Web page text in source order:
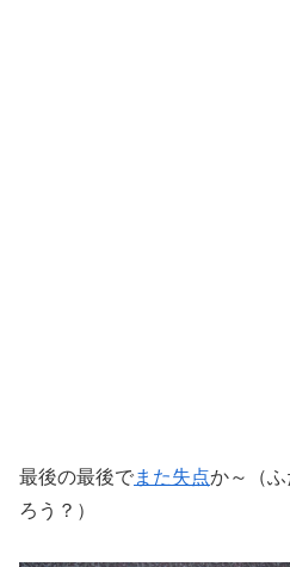
最後の最後でまた失点か～（
ろう？）